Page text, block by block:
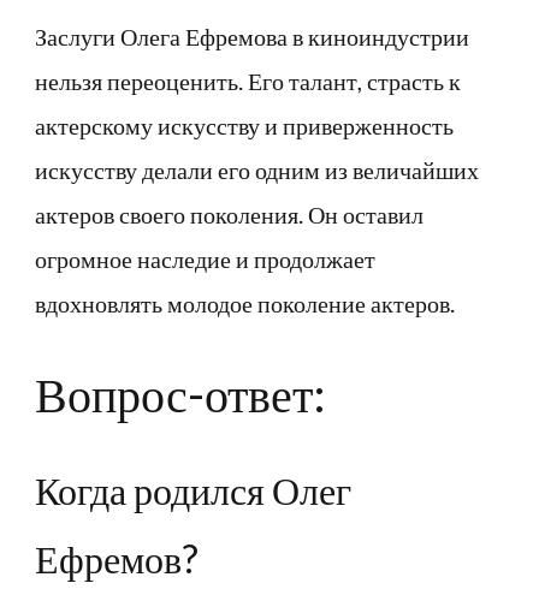
Заслуги Олега Ефремова в киноиндустрии
нельзя переоценить. Его талант, страсть к
актерскому искусству и приверженность
искусству делали его одним из величайших
актеров своего поколения. Он оставил
огромное наследие и продолжает
вдохновлять молодое поколение актеров.
Вопрос-ответ:
Когда родился Олег
Ефремов?